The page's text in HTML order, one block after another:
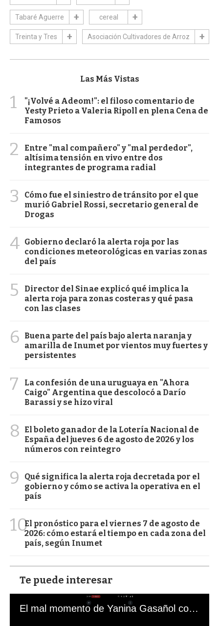
Tabaré Aguerre cereal
Treinta y Tres Asociación Cultivadores de Arroz
Las Más Vistas
1
"¡Volvé a Adeom!": el filoso comentario de
Yesty Prieto a Valeria Ripoll en plena Cena de
Famosos
2
Entre "mal compañero" y "mal perdedor",
altísima tensión en vivo entre dos
integrantes de programa radial
3
Cómo fue el siniestro de tránsito por el que
murió Gabriel Rossi, secretario general de
Drogas
4 Gobierno declaró la alerta roja por las
condiciones meteorológicas en varias zonas
del país
5
Director del Sinae explicó qué implica la
alerta roja para zonas costeras y qué pasa
con las clases
6
Buena parte del país bajo alerta naranja y
amarilla de Inumet por vientos muy fuertes y
persistentes
7
La confesión de una uruguaya en "Ahora
Caigo" Argentina que descolocó a Darío
Barassi y se hizo viral
8
El boleto ganador de la Lotería Nacional de
España del jueves 6 de agosto de 2026 y los
números con reintegro
9
Qué significa la alerta roja decretada por el
gobierno y cómo se activa la operativa en el
país
10El pronóstico para el viernes 7 de agosto de
2026: cómo estará el tiempo en cada zona del
país, según Inumet
Te puede interesar
El mal momento de Yanina Gasañol con un hincha argentino en "Subrayado"